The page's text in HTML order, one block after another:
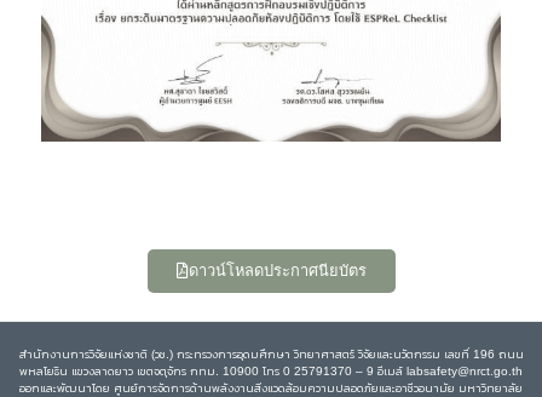
ดาวน์โหลดประกาศนียบัตร
สำนักงานการวิจัยแห่งชาติ (วช.) กระทรวงการอุดมศึกษา วิทยาศาสตร์ วิจัยและนวัตกรรม เลขที่ 196 ถนน
พหลโยธิน แขวงลาดยาว เขตจตุจักร กทม. 10900 โทร 0 25791370 – 9 อีเมล์ labsafety@nrct.go.th
ออกและพัฒนาโดย ศูนย์การจัดการด้านพลังงานสิ่งแวดล้อมความปลอดภัยและอาชีวอนามัย มหาวิทยาลัย